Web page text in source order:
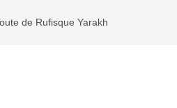
de Rufisque Yarakh